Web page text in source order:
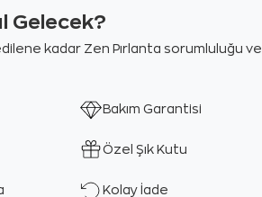
Gelecek?
kadar Zen Pırlanta sorumluluğu ve
Bakım Garantisi
Özel Şık Kutu
Kolay İade